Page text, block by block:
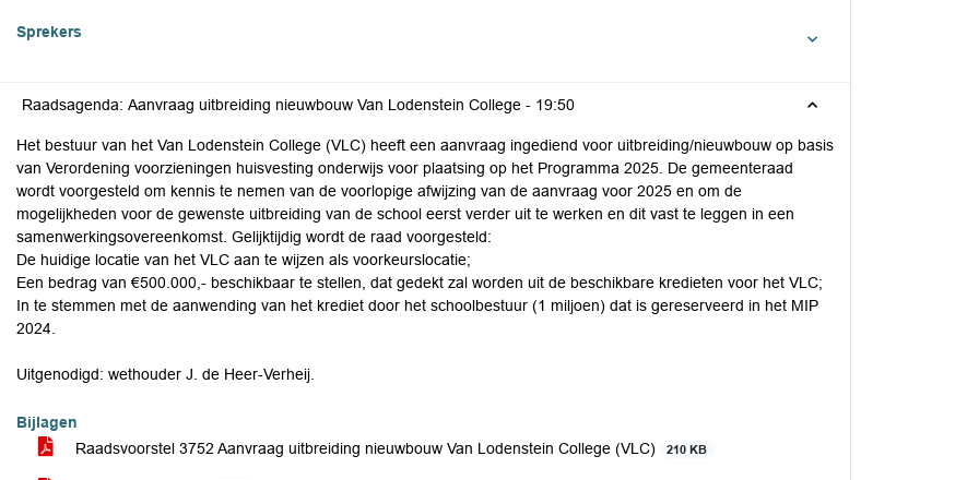
Sprekers
Raadsagenda: Aanvraag uitbreiding nieuwbouw Van Lodenstein College - 19:50
Het bestuur van het Van Lodenstein College (VLC) heeft een aanvraag ingediend voor uitbreiding/nieuwbouw op basis
van Verordening voorzieningen huisvesting onderwijs voor plaatsing op het Programma 2025. De gemeenteraad
wordt voorgesteld om kennis te nemen van de voorlopige afwijzing van de aanvraag voor 2025 en om de
mogelijkheden voor de gewenste uitbreiding van de school eerst verder uit te werken en dit vast te leggen in een
samenwerkingsovereenkomst. Gelijktijdig wordt de raad voorgesteld:
De huidige locatie van het VLC aan te wijzen als voorkeurslocatie;
Een bedrag van €500.000,- beschikbaar te stellen, dat gedekt zal worden uit de beschikbare kredieten voor het VLC;
In te stemmen met de aanwending van het krediet door het schoolbestuur (1 miljoen) dat is gereserveerd in het MIP
2024.
Uitgenodigd: wethouder J. de Heer-Verheij.
Bijlagen
Raadsvoorstel 3752 Aanvraag uitbreiding nieuwbouw Van Lodenstein College (VLC)
210 KB